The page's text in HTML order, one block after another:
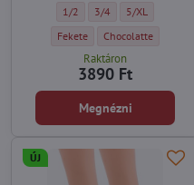
Hálós harisnya
1/2 Hálós harisnya
3/4 Hálós
5/XL
Hálós harisnya virágmintával
Fekete Hálós harisnya
Chocolatte
Raktáron
3890 Ft
Megnézni
ÚJ